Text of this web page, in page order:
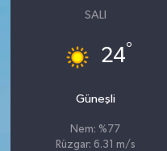
SALI
24°
Güneşli
Nem: %77
Rüzgar: 6.31 m/s